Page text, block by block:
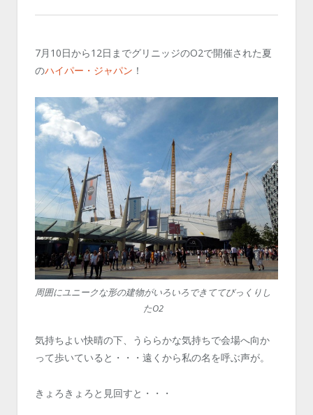
7月10日から12日までグリニッジのO2で開催された夏
のハイパー・ジャパン ！
周囲にユニークな形の建物がいろいろできててびっくりし
たO2
気持ちよい快晴の下、うららかな気持ちで会場へ向か
って歩いていると・・・遠くから私の名を呼ぶ声が。
きょろきょろと見回すと・・・